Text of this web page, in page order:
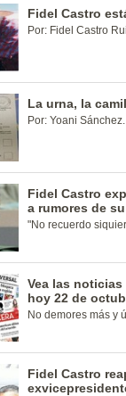
Fidel Castro
Por: Fidel Castro
La urna, la
Por: Yoani Sánchez.
Fidel Castro
a rumores de
"No recuerdo
Vea las
hoy 22 de
No demores más y
Fidel Castro